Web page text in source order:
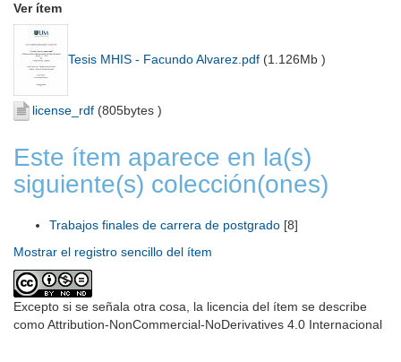
Ver ítem
Tesis MHIS - Facundo Alvarez.pdf (1.126Mb )
license_rdf (805bytes )
Este ítem aparece en la(s)
siguiente(s) colección(ones)
Trabajos finales de carrera de postgrado [8]
Mostrar el registro sencillo del ítem
Excepto si se señala otra cosa, la licencia del ítem se describe
como Attribution-NonCommercial-NoDerivatives 4.0 Internacional